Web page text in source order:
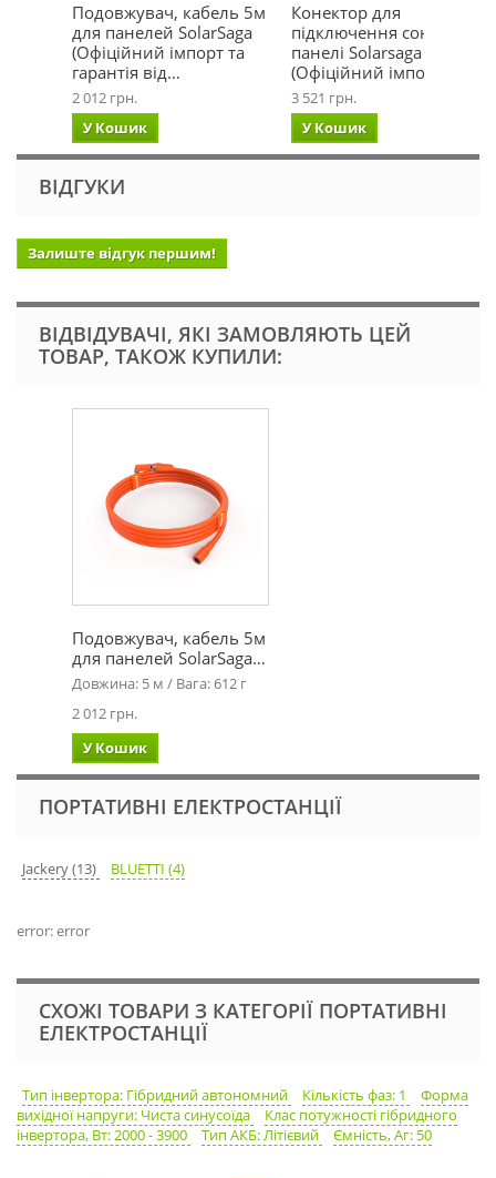
Подовжувач, кабель 5м
для панелей SolarSaga
(Офіційний імпорт та
гарантія від…
2 012 грн.
У Кошик
Конектор для
підключення сонячної
панелі Solarsaga 200
(Офіційний імпорт та г…
3 521 грн.
У Кошик
ВІДГУКИ
Залиште відгук першим!
ВІДВІДУВАЧІ, ЯКІ ЗАМОВЛЯЮТЬ ЦЕЙ
ТОВАР, ТАКОЖ КУПИЛИ:
Подовжувач, кабель 5м
для панелей SolarSaga…
Довжина: 5 м / Вага: 612 г
2 012 грн.
У Кошик
ПОРТАТИВНІ ЕЛЕКТРОСТАНЦІЇ
Jackery (13) BLUETTI (4)
error: error
СХОЖІ ТОВАРИ З КАТЕГОРІЇ ПОРТАТИВНІ
ЕЛЕКТРОСТАНЦІЇ
Тип інвертора: Гібридний автономний Кількість фаз: 1
Форма
вихідної напруги: Чиста синусоїда
Клас потужності гібридного
інвертора, Вт: 2000 - 3900
Тип АКБ: Літієвий Ємність, Аг: 50